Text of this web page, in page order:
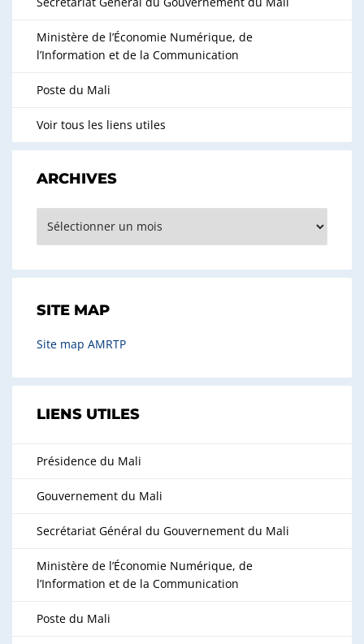
Ministère de l’Économie Numérique, de
l’Information et de la Communication
Poste du Mali
Voir tous les liens utiles
ARCHIVES
SITE MAP
Site map AMRTP
LIENS UTILES
Présidence du Mali
Gouvernement du Mali
Secrétariat Général du Gouvernement du Mali
Ministère de l’Économie Numérique, de
l’Information et de la Communication
Poste du Mali